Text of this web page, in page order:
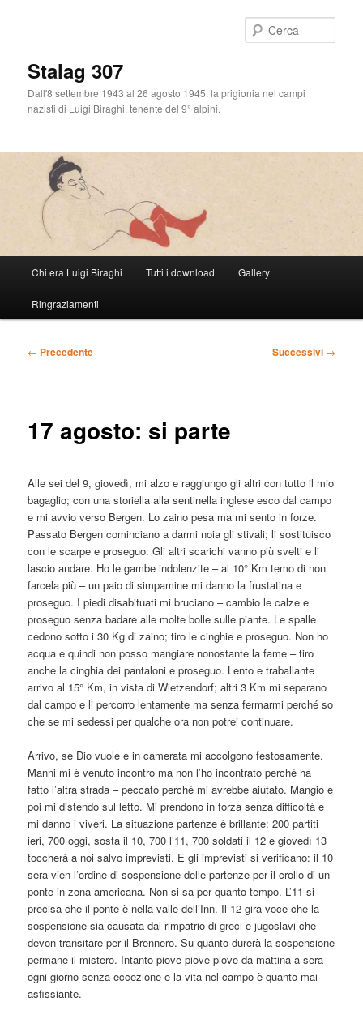
Stalag 307
Dall'8 settembre 1943 al 26 agosto 1945: la prigionia nei campi
nazisti di Luigi Biraghi, tenente del 9° alpini.
principale
Vai
al
Chi era Luigi Biraghi Tutti i download Gallery
Ringraziamenti
Navigazione
← Precedente Successivi →
17 agosto: si parte
Alle sei del 9, giovedì, mi alzo e raggiungo gli altri con tutto il mio
bagaglio; con una storiella alla sentinella inglese esco dal campo
e mi avvio verso Bergen. Lo zaino pesa ma mi sento in forze.
Passato Bergen cominciano a darmi noia gli stivali; li sostituisco
con le scarpe e proseguo. Gli altri scarichi vanno più svelti e li
lascio andare. Ho le gambe indolenzite – al 10° Km temo di non
farcela più – un paio di simpamine mi danno la frustatina e
proseguo. I piedi disabituati mi bruciano – cambio le calze e
proseguo senza badare alle molte bolle sulle piante. Le spalle
cedono sotto i 30 Kg di zaino; tiro le cinghie e proseguo. Non ho
acqua e quindi non posso mangiare nonostante la fame – tiro
anche la cinghia dei pantaloni e proseguo. Lento e traballante
arrivo al 15° Km, in vista di Wietzendorf; altri 3 Km mi separano
dal campo e li percorro lentamente ma senza fermarmi perché so
che se mi sedessi per qualche ora non potrei continuare.
Arrivo, se Dio vuole e in camerata mi accolgono festosamente.
Manni mi è venuto incontro ma non l’ho incontrato perché ha
fatto l’altra strada – peccato perché mi avrebbe aiutato. Mangio e
poi mi distendo sul letto. Mi prendono in forza senza difficoltà e
mi danno i viveri. La situazione partenze è brillante: 200 partiti
ieri, 700 oggi, sosta il 10, 700 l’11, 700 soldati il 12 e giovedì 13
toccherà a noi salvo imprevisti. E gli imprevisti si verificano: il 10
sera vien l’ordine di sospensione delle partenze per il crollo di un
ponte in zona americana. Non si sa per quanto tempo. L’11 si
precisa che il ponte è nella valle dell’Inn. Il 12 gira voce che la
sospensione sia causata dal rimpatrio di greci e jugoslavi che
devon transitare per il Brennero. Su quanto durerà la sospensione
permane il mistero. Intanto piove piove piove da mattina a sera
ogni giorno senza eccezione e la vita nel campo è quanto mai
asfissiante.